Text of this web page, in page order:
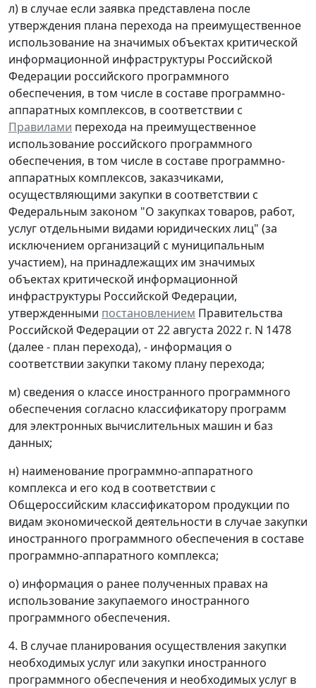
л) в случае если заявка представлена после
утверждения плана перехода на преимущественное
использование на значимых объектах критической
информационной инфраструктуры Российской
Федерации российского программного
обеспечения, в том числе в составе программно-
аппаратных комплексов, в соответствии с
Правилами перехода на преимущественное
использование российского программного
обеспечения, в том числе в составе программно-
аппаратных комплексов, заказчиками,
осуществляющими закупки в соответствии с
Федеральным законом "О закупках товаров, работ,
услуг отдельными видами юридических лиц" (за
исключением организаций с муниципальным
участием), на принадлежащих им значимых
объектах критической информационной
инфраструктуры Российской Федерации,
утвержденными постановлением Правительства
Российской Федерации от 22 августа 2022 г. N 1478
(далее - план перехода), - информация о
соответствии закупки такому плану перехода;
м) сведения о классе иностранного программного
обеспечения согласно классификатору программ
для электронных вычислительных машин и баз
данных;
н) наименование программно-аппаратного
комплекса и его код в соответствии с
Общероссийским классификатором продукции по
видам экономической деятельности в случае закупки
иностранного программного обеспечения в составе
программно-аппаратного комплекса;
о) информация о ранее полученных правах на
использование закупаемого иностранного
программного обеспечения.
4. В случае планирования осуществления закупки
необходимых услуг или закупки иностранного
программного обеспечения и необходимых услуг в